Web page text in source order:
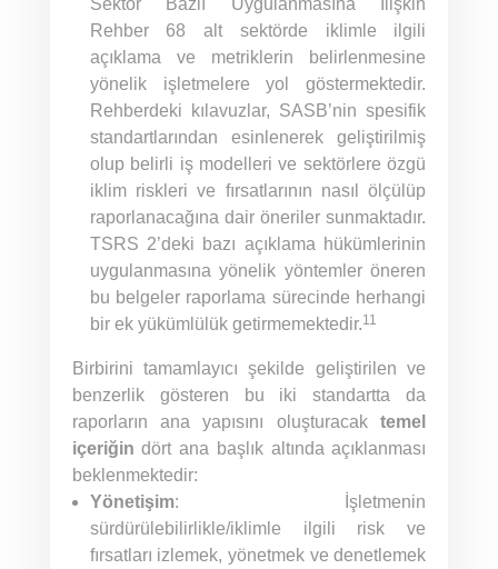
Sektör Bazlı Uygulanmasına İlişkin
Rehber 68 alt sektörde iklimle ilgili
açıklama ve metriklerin belirlenmesine
yönelik işletmelere yol göstermektedir.
Rehberdeki kılavuzlar, SASB’nin spesifik
standartlarından esinlenerek geliştirilmiş
olup belirli iş modelleri ve sektörlere özgü
iklim riskleri ve fırsatlarının nasıl ölçülüp
raporlanacağına dair öneriler sunmaktadır.
TSRS 2’deki bazı açıklama hükümlerinin
uygulanmasına yönelik yöntemler öneren
bu belgeler raporlama sürecinde herhangi
bir ek yükümlülük getirmemektedir.11
Birbirini tamamlayıcı şekilde geliştirilen ve
benzerlik gösteren bu iki standartta da
raporların ana yapısını oluşturacaktemel
içeriğin dört ana başlık altında açıklanması
beklenmektedir:
Yönetişim: İşletmenin
sürdürülebilirlikle/iklimle ilgili risk ve
fırsatları izlemek, yönetmek ve denetlemek